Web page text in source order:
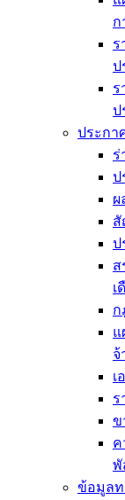
ก
ร
ป
ร
ป
ประกา
ร่
ป
ผ
ป
ส
เ
ก
แ
จ้
เ
ร
ข
ค
พั
ข้อมูลท